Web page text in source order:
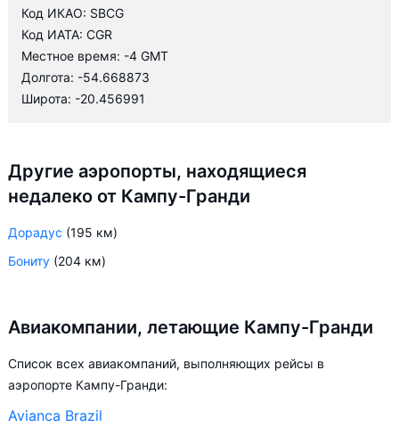
Код ИКАО: SBCG
Код ИАТА: CGR
Местное время: -4 GMT
Долгота: -54.668873
Широта: -20.456991
Другие аэропорты, находящиеся
недалеко от Кампу-Гранди
Дорадус (195 км)
Бониту (204 км)
Авиакомпании, летающие Кампу-Гранди
Список всех авиакомпаний, выполняющих рейсы в
аэропорте Кампу-Гранди:
Avianca Brazil